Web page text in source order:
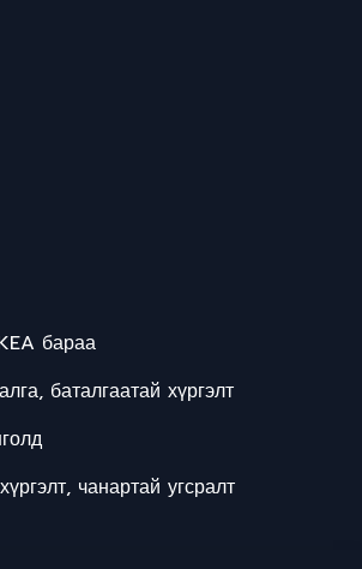
бараа
баталгаатай хүргэлт
чанартай угсралт